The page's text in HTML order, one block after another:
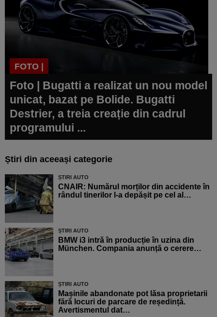
FOTO |
Foto | Bugatti a realizat un nou model
unicat, bazat pe Bolide. Bugatti
Destrier, a treia creație din cadrul
programului ...
Știri din aceeași categorie
ȘTIRI AUTO
CNAIR: Numărul morților din accidente în
rândul tinerilor l-a depășit pe cel al…
ȘTIRI AUTO
BMW i3 intră în producție în uzina din
München. Compania anunță o cerere…
ȘTIRI AUTO
Mașinile abandonate pot lăsa proprietarii
fără locuri de parcare de reședință.
Avertismentul dat…